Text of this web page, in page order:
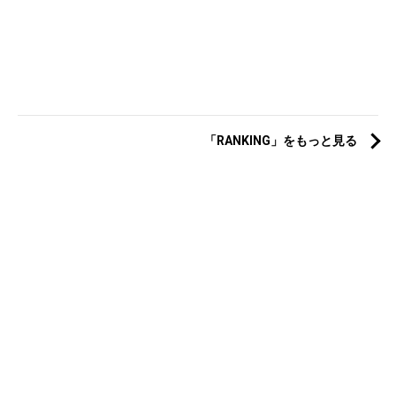
「RANKING」をもっと見る